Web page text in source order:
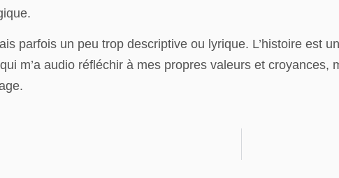
parfois un peu trop descriptive ou lyrique. L’histoire est
m’a audio réfléchir à mes propres valeurs et croyances,